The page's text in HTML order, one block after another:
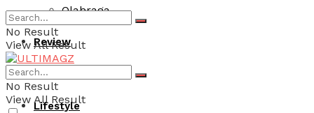
Olahraga
Review
IPTEK
Lifestyle
No Result
View All Result
No Result
View All Result